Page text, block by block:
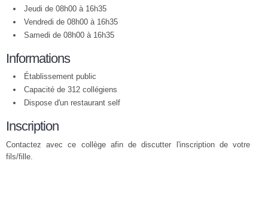
Jeudi de 08h00 à 16h35
Vendredi de 08h00 à 16h35
Samedi de 08h00 à 16h35
Informations
Établissement public
Capacité de 312 collégiens
Dispose d'un restaurant self
Inscription
Contactez avec ce collège afin de discutter l'inscription de votre
fils/fille.